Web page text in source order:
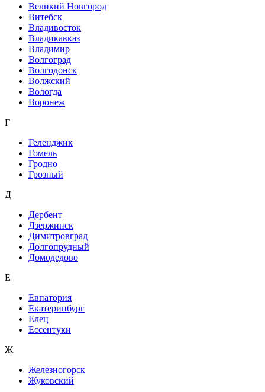
Великий Новгород
Витебск
Владивосток
Владикавказ
Владимир
Волгоград
Волгодонск
Волжский
Вологда
Воронеж
Г
Геленджик
Гомель
Гродно
Грозный
Д
Дербент
Дзержинск
Димитровград
Долгопрудный
Домодедово
Е
Евпатория
Екатеринбург
Елец
Ессентуки
Ж
Железногорск
Жуковский